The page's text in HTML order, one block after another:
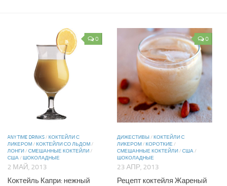
0
ANY TIME DRINKS/КОКТЕЙЛИ С
ЛИКЕРОМ/КОКТЕЙЛИ СО ЛЬДОМ/
ЛОНГИ/СМЕШАННЫЕ КОКТЕЙЛИ/
США/ШОКОЛАДНЫЕ
2 МАЙ, 2013
Коктейль Капри: нежный
0
ДИЖЕСТИВЫ /КОКТЕЙЛИ С
ЛИКЕРОМ/КОРОТКИЕ/
СМЕШАННЫЕ КОКТЕЙЛИ/США/
ШОКОЛАДНЫЕ
23 АПР, 2013
Рецепт коктейля Жареный